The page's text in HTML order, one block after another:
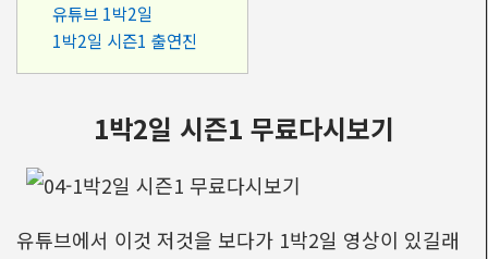
유튜브 1박2일
1박2일 시즌1 출연진
1박2일 시즌1 무료다시보기
유튜브에서 이것 저것을 보다가 1박2일 영상이 있길래